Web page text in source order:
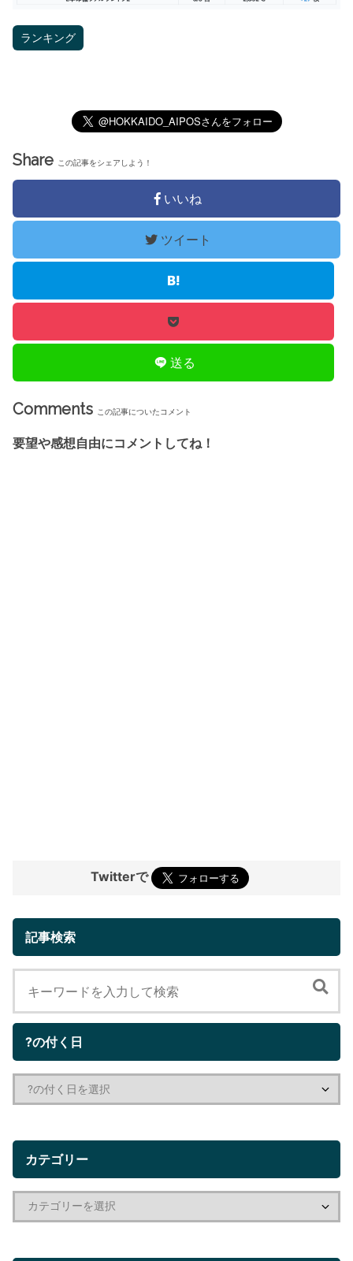
ランキング
Share この記事をシェアしよう！
いいね
ツイート
送る
Comments この記事についたコメント
要望や感想自由にコメントしてね！
Twitterで
記事検索
?の付く日
カテゴリー